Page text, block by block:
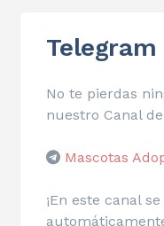
Telegram
No te pierdas
nuestro Canal
Mascotas
¡En este canal